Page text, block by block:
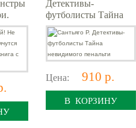
с
Детективы-
футболисты Тайна
невидимого пенальти
Цена: 910 р.
В КОРЗИНУ